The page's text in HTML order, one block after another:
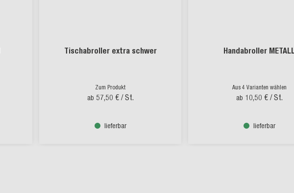
Tischabroller extra schwer
Zum Produkt
ab 57,50 € / St.
lieferbar
Handabroller
Aus 4 Varianten wählen
ab 10,50 € / St.
lieferbar